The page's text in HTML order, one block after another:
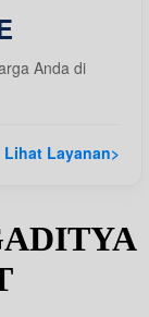
Anda di
Lihat Layanan>